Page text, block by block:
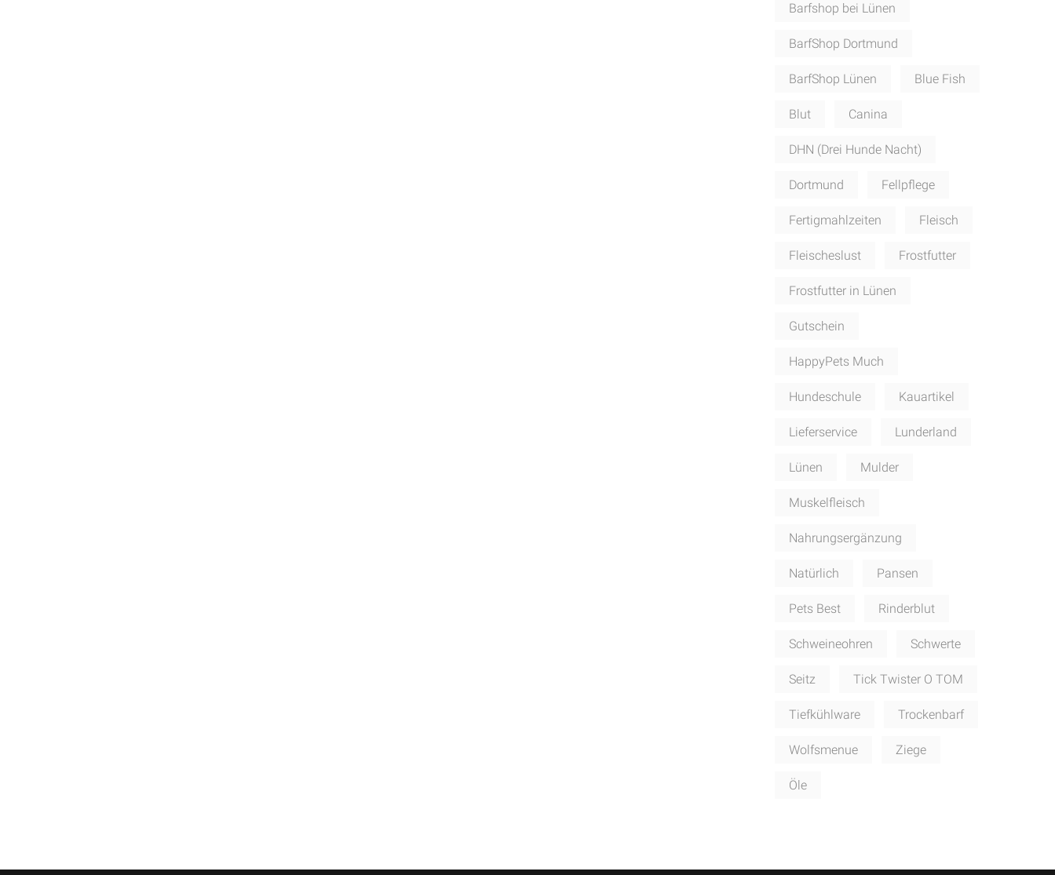
Barfshop bei Lünen
BarfShop Dortmund
BarfShop Lünen Blue Fish
Blut Canina
DHN (Drei Hunde Nacht)
Dortmund Fellpflege
Fertigmahlzeiten Fleisch
Fleischeslust Frostfutter
Frostfutter in Lünen
Gutschein
HappyPets Much
Hundeschule Kauartikel
Lieferservice Lunderland
Lünen Mulder
Muskelfleisch
Nahrungsergänzung
Natürlich Pansen
Pets Best Rinderblut
Schweineohren Schwerte
Seitz Tick Twister O TOM
Tiefkühlware Trockenbarf
Wolfsmenue Ziege
Öle